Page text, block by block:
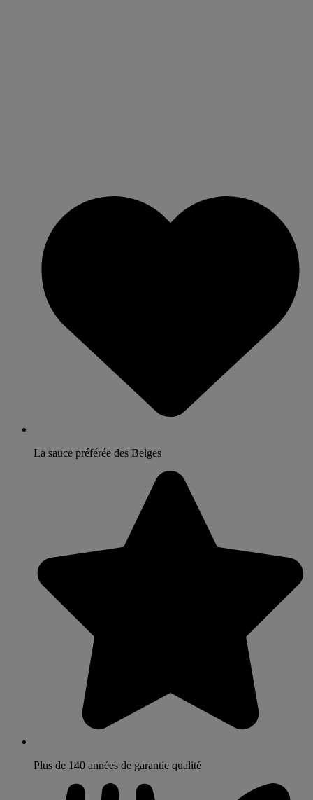
La sauce préférée des Belges
Plus de 140 années de garantie qualité